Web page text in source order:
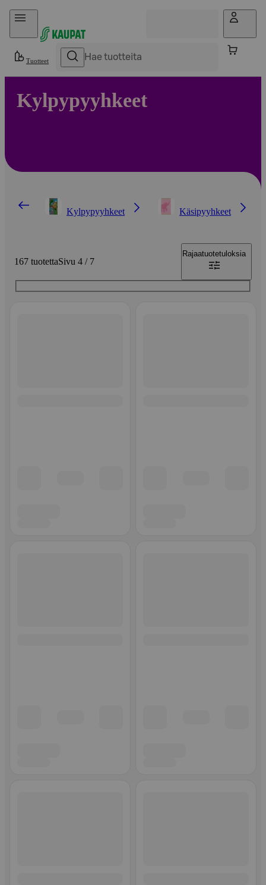
Hyppää sisältöön
Tuotteet
Kylpypyyhkeet
Kylpypyyhkeet Käsipyyhkeet
167 tuotettaSivu 4 / 7
Rajaatuotetuloksia